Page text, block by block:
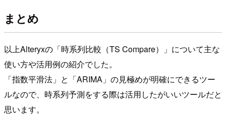
まとめ
以上Alteryxの「時系列比較（TS Compare）」について主な
使い方や活用例の紹介でした。
「指数平滑法」と「ARIMA」の見極めが明確にできるツー
ルなので、時系列予測をする際は活用したがいいツールだと
思います。